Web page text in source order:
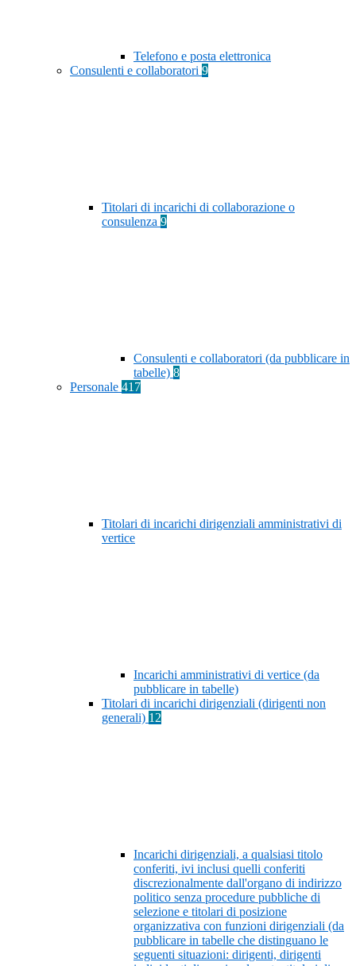
Telefono e posta elettronica
Consulenti e collaboratori 9
Titolari di incarichi di collaborazione o
consulenza 9
Consulenti e collaboratori (da pubblicare in
tabelle) 8
Personale 417
Titolari di incarichi dirigenziali amministrativi di
vertice
Incarichi amministrativi di vertice (da
pubblicare in tabelle)
Titolari di incarichi dirigenziali (dirigenti non
generali) 12
Incarichi dirigenziali, a qualsiasi titolo
conferiti, ivi inclusi quelli conferiti
discrezionalmente dall'organo di indirizzo
politico senza procedure pubbliche di
selezione e titolari di posizione
organizzativa con funzioni dirigenziali (da
pubblicare in tabelle che distinguano le
seguenti situazioni: dirigenti, dirigenti